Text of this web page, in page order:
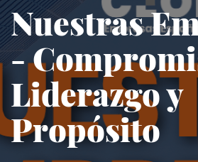
Nuestras
-
Liderazgo y
Propósito